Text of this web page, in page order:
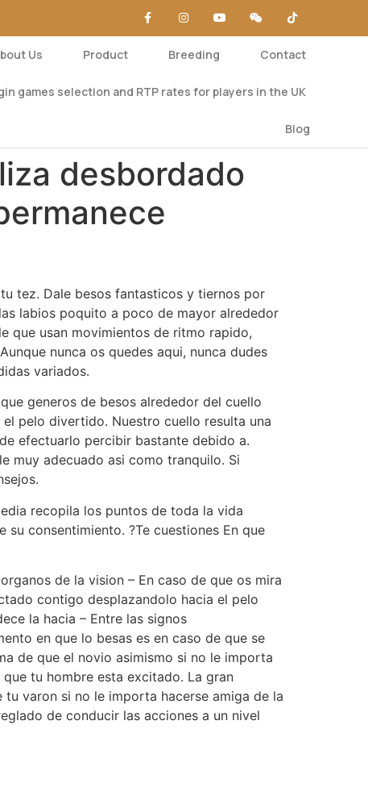
Us Product Breeding Contact
games selection and RTP rates for players in the UK
Blog
desbordado
tez. Dale besos fantasticos y tiernos por
labios poquito a poco de mayor alrededor
que usan movimientos de ritmo rapido,
nunca os quedes aqui, nunca dudes
variados.
generos de besos alrededor del cuello
pelo divertido. Nuestro cuello resulta una
efectuarlo percibir bastante debido a.
muy adecuado asi­ como tranquilo. Si
recopila los puntos de toda la vida
consentimiento. ?Te cuestiones En que
de la vision – En caso de que os mira
contigo desplazandolo hacia el pelo
la hacia – Entre las signos
en que lo besas es en caso de que se
de que el novio asimismo si no le importa
tu hombre esta excitado. La gran
varon si no le importa hacerse amiga de la
de conducir las acciones a un nivel